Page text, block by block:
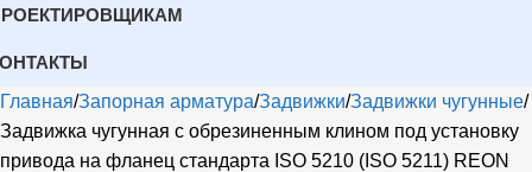
Главная Запорная арматура Задвижки Задвижки чугунные
Задвижка чугунная с обрезиненным клином под установку
привода на фланец стандарта ISO 5210 (ISO 5211) REON